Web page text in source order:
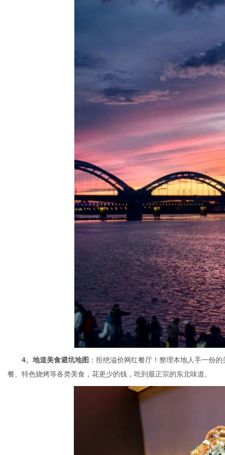
4、地道美食避坑地图 ：拒绝溢价网红餐厅！整理本地人手一份
餐、特色烧烤等各类美食，花更少的钱，吃到最正宗的东北味道。